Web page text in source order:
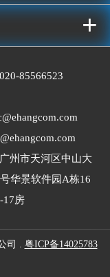
+
85566523
州市天河区中山大
华景软件园A栋16
17房
司 . 粤ICP备14025783